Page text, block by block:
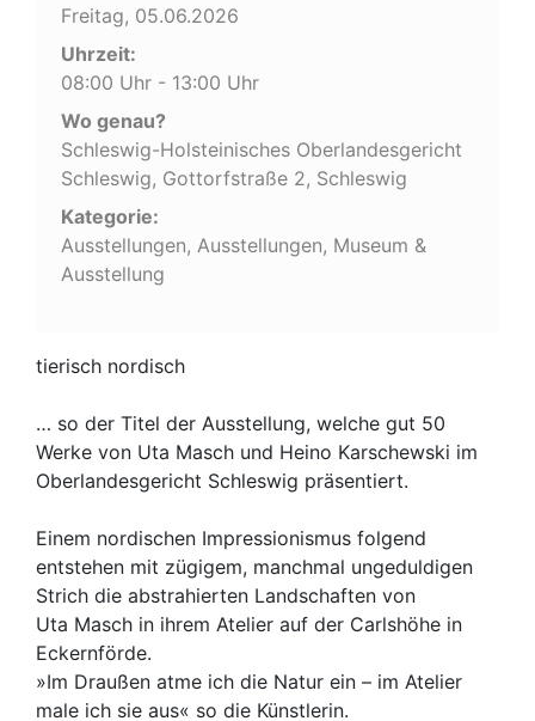
Freitag, 05.06.2026
Uhrzeit:
08:00 Uhr - 13:00 Uhr
Wo genau?
Schleswig-Holsteinisches Oberlandesgericht
Schleswig, Gottorfstraße 2, Schleswig
Kategorie:
Ausstellungen, Ausstellungen, Museum &
Ausstellung
tierisch nordisch
… so der Titel der Ausstellung, welche gut 50
Werke von Uta Masch und Heino Karschewski im
Oberlandesgericht Schleswig präsentiert.
Einem nordischen Impressionismus folgend
entstehen mit zügigem, manchmal ungeduldigen
Strich die abstrahierten Landschaften von
Uta Masch in ihrem Atelier auf der Carlshöhe in
Eckernförde.
»Im Draußen atme ich die Natur ein – im Atelier
male ich sie aus« so die Künstlerin.